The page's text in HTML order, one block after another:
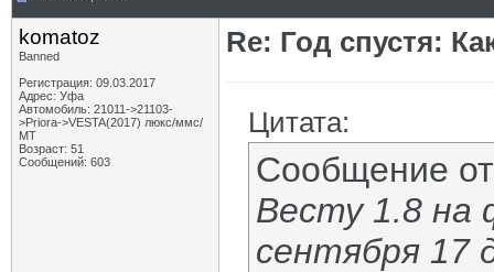
komatoz
Banned
Регистрация: 09.03.2017
Адрес: Уфа
Автомобиль: 21011->21103-
>Priora->VESTA(2017) люкс/ммс/
МТ
Возраст: 51
Сообщений: 603
Re: Год спустя:
Цитата:
Сообщение
Весту 1.8 на
сентября 17